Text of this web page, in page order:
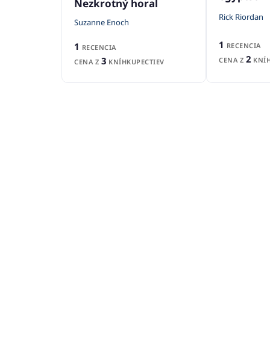
Nezkrotný horal
Suzanne Enoch
1 RECENCIA
CENA Z 3 KNÍHKUPECTIEV
Rick Riordan
1 RECENCIA
CENA Z 2